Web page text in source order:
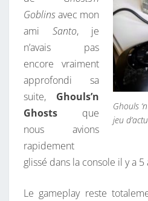
Ghouls
jeu
Goblinsavec mon
ami Santo, je
n’avais pas
encore vraiment
approfondi sa
suite, Ghouls’n
Ghosts que
nous avions
rapidement
glissé dans la console il y a 5
Le gameplay reste